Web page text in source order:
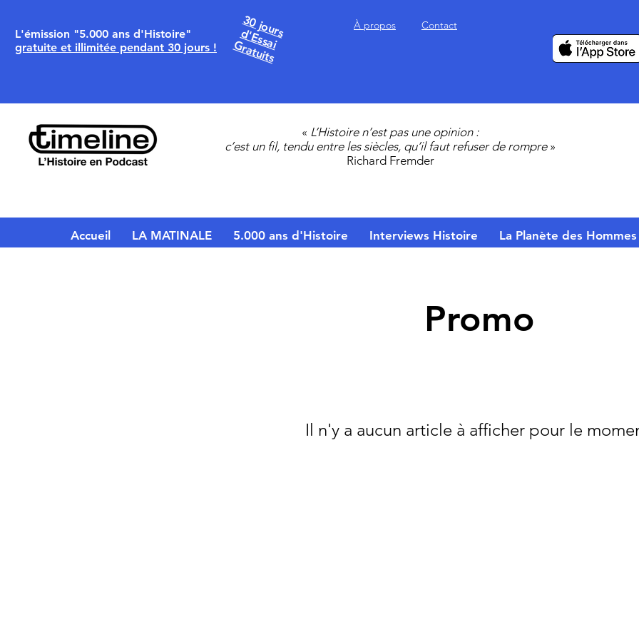
L'émission "5.000 ans d'Histoire"
gratuite et illimitée pendant 30 jours !
30 jours
d'Essai
Gratuits
À propos Contact
« L’Histoire n’est pas une opinion :
c’est un fil, tendu entre les siècles, qu’il faut refuser de rompre»
Richard Fremder
Accueil LA MATINALE 5.000 ans d'Histoire Interviews Histoire La Planète des Hommes
Promo
Il n'y a aucun article à afficher pour le